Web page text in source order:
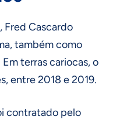
Fred Cascardo
também como
terras cariocas, o
entre 2018 e 2019.
contratado pelo